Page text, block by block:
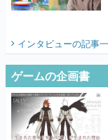
インタビューの記事
ゲームの企画書